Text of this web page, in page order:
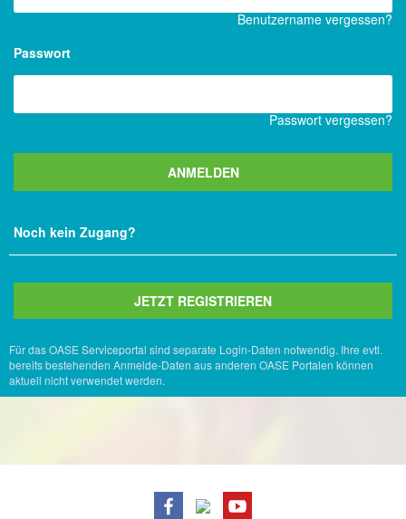
Benutzername vergessen?
Passwort
Passwort vergessen?
ANMELDEN
Noch kein Zugang?
JETZT REGISTRIEREN
Für das OASE Serviceportal sind separate Login-Daten notwendig. Ihre evtl.
bereits bestehenden Anmelde-Daten aus anderen OASE Portalen können
aktuell nicht verwendet werden.